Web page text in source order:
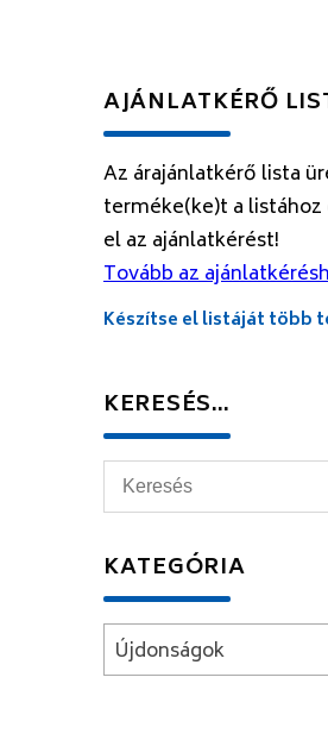
AJÁNLATKÉRŐ
Az árajánlatkérő lista
terméke(ke)t a listához
el az ajánlatkérést!
Tovább az
Készítse el listáját több
KERESÉS…
KATEGÓRIA
Újdonságok